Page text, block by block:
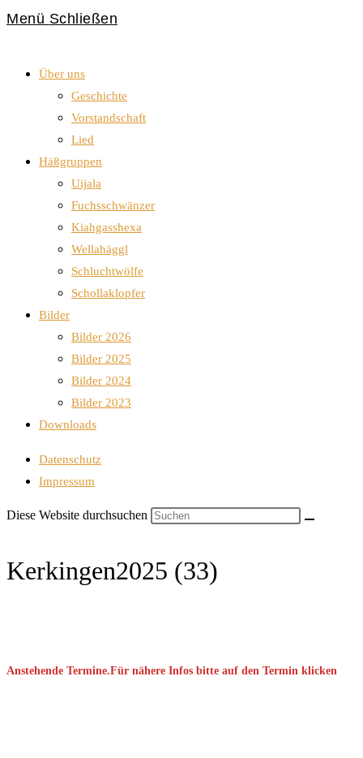
Menü Schließen
Über uns
Geschichte
Vorstandschaft
Lied
Häßgruppen
Uijala
Fuchsschwänzer
Kiahgasshexa
Wellahäggl
Schluchtwölfe
Schollaklopfer
Bilder
Bilder 2026
Bilder 2025
Bilder 2024
Bilder 2023
Downloads
Datenschutz
Impressum
Diese Website durchsuchen
Kerkingen2025 (33)
Anstehende Termine.Für nähere Infos bitte auf den Termin klicken